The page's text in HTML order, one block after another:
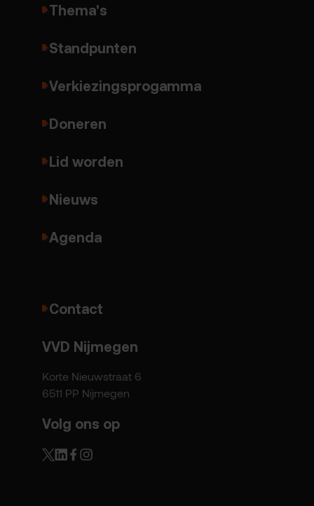
Thema's
Standpunten
Verkiezingsprogamma
Doneren
Lid worden
Nieuws
Agenda
Contact
VVD Nijmegen
Korte Nieuwstraat 6
6511 PP Nijmegen
Volg ons op